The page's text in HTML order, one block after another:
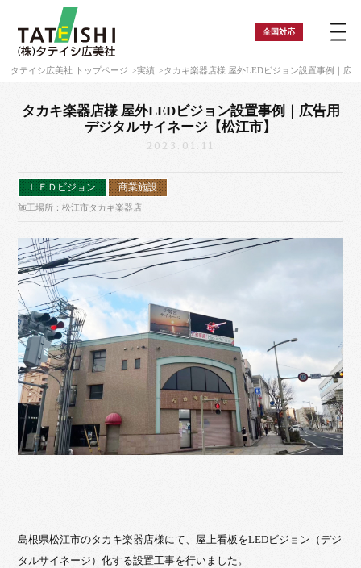
全国対応
タテイシ広美社 トップページ 実績 タカキ楽器店様 屋外LEDビジョン設置事例｜広
タカキ楽器店様 屋外LEDビジョン設置事例｜広告用
デジタルサイネージ【松江市】
2023.01.11
ＬＥＤビジョン 商業施設
施工場所：松江市タカキ楽器店
島根県松江市のタカキ楽器店様にて、屋上看板をLEDビジョン（デジ
タルサイネージ）化する設置工事を行いました。